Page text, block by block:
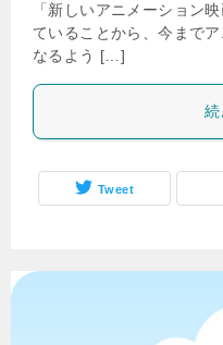
「新しいアニメーション
ていることから、今まで
なるよう […]
続
Tweet